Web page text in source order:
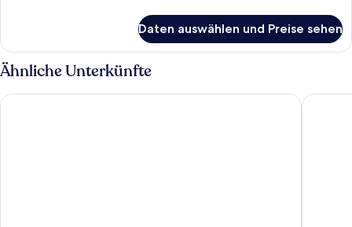
Zimmer,
Mehrere
Betten
Daten auswählen und Preise sehen
Ähnliche Unterkünfte
Campanile Annemasse Gare - Genève Kyriad